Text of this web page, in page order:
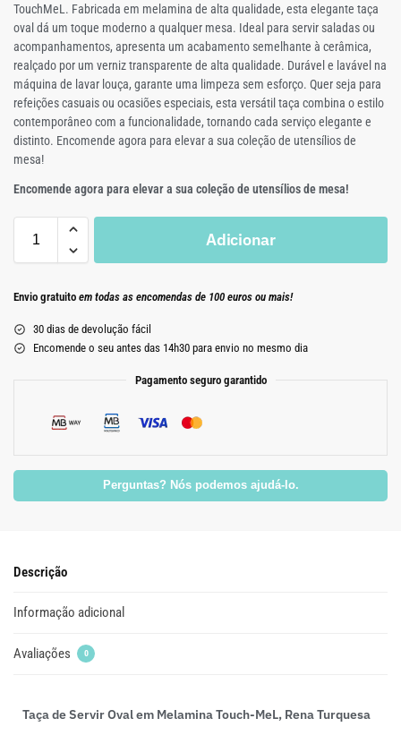
TouchMeL. Fabricada em melamina de alta qualidade, esta elegante taça
oval dá um toque moderno a qualquer mesa. Ideal para servir saladas ou
acompanhamentos, apresenta um acabamento semelhante à cerâmica,
realçado por um verniz transparente de alta qualidade. Durável e lavável na
máquina de lavar louça, garante uma limpeza sem esforço. Quer seja para
refeições casuais ou ocasiões especiais, esta versátil taça combina o estilo
contemporâneo com a funcionalidade, tornando cada serviço elegante e
distinto. Encomende agora para elevar a sua coleção de utensílios de
mesa!
Encomende agora para elevar a sua coleção de utensílios de mesa!
Adicionar
Envio gratuito em todas as encomendas de 100 euros ou mais!
30 dias de devolução fácil
Encomende o seu antes das 14h30 para envio no mesmo dia
Pagamento seguro garantido
Perguntas? Nós podemos ajudá-lo.
Descrição
Informação adicional
Avaliações 0
Taça de Servir Oval em Melamina Touch-MeL, Rena Turquesa